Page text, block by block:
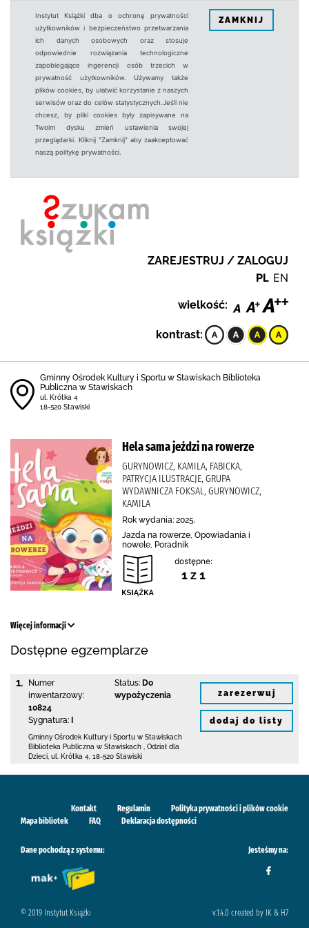
Instytut Książki dba o ochronę prywatności
użytkowników i bezpieczeństwo przetwarzania
ich danych osobowych oraz stosuje
odpowiednie rozwiązania technologiczne
zapobiegające ingerencji osób trzecich w
prywatność użytkowników. Używamy także
plików cookies, by ułatwić korzystanie z naszych
serwisów oraz do celów statystycznych.Jeśli nie
chcesz, by pliki cookies były zapisywane na
Twoim dysku zmień ustawienia swojej
przeglądarki. Kliknij "Zamknij" aby zaakceptować
naszą politykę prywatności.
ZAMKNIJ
ZAREJESTRUJ / ZALOGUJ
PL EN
wielkość:
kontrast:
Gminny Ośrodek Kultury i Sportu w Stawiskach Biblioteka
Publiczna w Stawiskach
ul. Krótka 4
18-520 Stawiski
Hela sama jeździ na rowerze
GURYNOWICZ, KAMILA, FABICKA,
PATRYCJA ILUSTRACJE, GRUPA
WYDAWNICZA FOKSAL, GURYNOWICZ,
KAMILA
Rok wydania: 2025.
Jazda na rowerze, Opowiadania i
nowele, Poradnik
dostępne:
1 z 1
Więcej informacji
Dostępne egzemplarze
1.
Numer
inwentarzowy:
10824
Sygnatura:
Status: Do
wypożyczenia
Gminny Ośrodek Kultury i Sportu w Stawiskach
Biblioteka Publiczna w Stawiskach
Odział dla
Dzieci, ul. Krótka 4 18-520 Stawiski
zarezerwuj
dodaj do listy
Kontakt Regulamin
Polityka prywatności i plików cookie
Mapa bibliotek
FAQ Deklaracja dostępności
Dane pochodzą z systemu: Jesteśmy na:
© 2019 Instytut Książki v.1.4.0 created by IK & H7